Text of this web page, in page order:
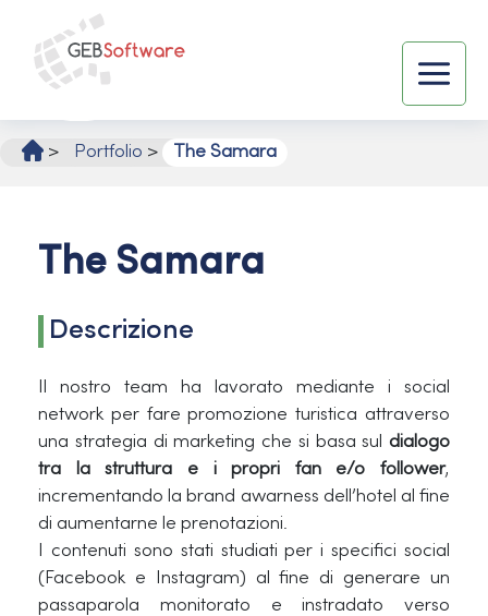
contenuto
> Portfolio > The Samara
The Samara
Descrizione
Il nostro team ha lavorato mediante i social
network per fare promozione turistica attraverso
una strategia di marketing che si basa sul dialogo
tra la struttura e i propri fan
e/o follower,
incrementando la brand awarness dell’hotel al fine
di aumentarne le prenotazioni.
I contenuti sono stati studiati per i specifici social
(Facebook e Instagram) al fine di generare un
passaparola monitorato e instradato verso